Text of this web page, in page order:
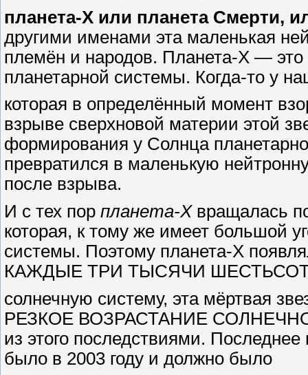
планета-Х или планета Смерти,
другими именами эта маленькая
племён и народов. Планета-Х — это
планетарной системы. Когда-то у
которая в определённый момент
взрыве сверхновой материи этой
формирования у Солнца
превратился в маленькую
после взрыва.
И с тех пор планета-Хвращалась
которая, к тому же имеет большой
системы. Поэтому планета-Х
КАЖДЫЕ ТРИ ТЫСЯЧИ ШЕСТЬСОТ
солнечную систему, эта мёртвая
РЕЗКОЕ ВОЗРАСТАНИЕ
из этого последствиями.
было в 2003 году и должно было